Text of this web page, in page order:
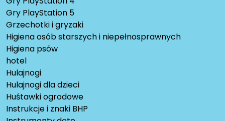
Gry PlayStation 5
Grzechotki i gryzaki
Higiena osób starszych i niepełnosprawnych
Higiena psów
hotel
Hulajnogi
Hulajnogi dla dzieci
Huśtawki ogrodowe
Instrukcje i znaki BHP